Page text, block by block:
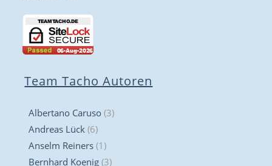
Team Tacho Autoren
Albertano Caruso (3)
Andreas Lück (6)
Anselm Reiners (1)
Bernhard Koenig (3)